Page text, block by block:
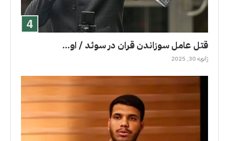
قتل عامل سوزاندن قران در سوئد / او...
ژانویه 30, 2025